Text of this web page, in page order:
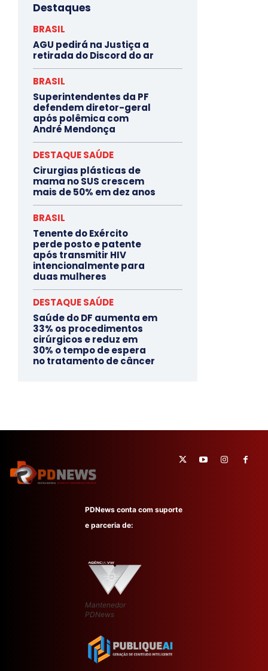
Destaques
BRASIL
AGU pedirá na Justiça a
retirada do Discord do ar
BRASIL
Superintendentes da PF
defendem diretor-geral
após polêmica com
André Mendonça
DESTAQUE SAÚDE
Cirurgias plásticas de
mama no SUS crescem
mais de 50% em dez anos
BRASIL
Tenente do Exército
perde posto e patente
após transmitir HIV
intencionalmente para
duas mulheres
DESTAQUE SAÚDE
Saúde do DF aumenta em
33% os procedimentos
cirúrgicos e reduz em
30% o tempo de espera
no tratamento de câncer
PDNews conta com suporte
e parceria de:
Mantenedor
PDNews